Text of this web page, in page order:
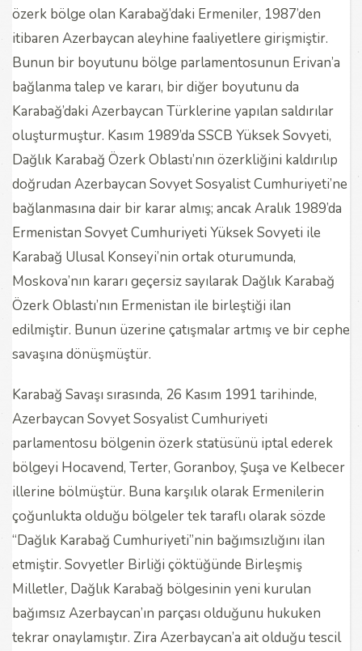
özerk bölge olan Karabağ’daki Ermeniler, 1987’den
itibaren Azerbaycan aleyhine faaliyetlere girişmiştir.
Bunun bir boyutunu bölge parlamentosunun Erivan’a
bağlanma talep ve kararı, bir diğer boyutunu da
Karabağ’daki Azerbaycan Türklerine yapılan saldırılar
oluşturmuştur. Kasım 1989’da SSCB Yüksek Sovyeti,
Dağlık Karabağ Özerk Oblastı’nın özerkliğini kaldırılıp
doğrudan Azerbaycan Sovyet Sosyalist Cumhuriyeti’ne
bağlanmasına dair bir karar almış; ancak Aralık 1989’da
Ermenistan Sovyet Cumhuriyeti Yüksek Sovyeti ile
Karabağ Ulusal Konseyi’nin ortak oturumunda,
Moskova’nın kararı geçersiz sayılarak Dağlık Karabağ
Özerk Oblastı’nın Ermenistan ile birleştiği ilan
edilmiştir. Bunun üzerine çatışmalar artmış ve bir cephe
savaşına dönüşmüştür.
Karabağ Savaşı sırasında, 26 Kasım 1991 tarihinde,
Azerbaycan Sovyet Sosyalist Cumhuriyeti
parlamentosu bölgenin özerk statüsünü iptal ederek
bölgeyi Hocavend, Terter, Goranboy, Şuşa ve Kelbecer
illerine bölmüştür. Buna karşılık olarak Ermenilerin
çoğunlukta olduğu bölgeler tek taraflı olarak sözde
“Dağlık Karabağ Cumhuriyeti”nin bağımsızlığını ilan
etmiştir. Sovyetler Birliği çöktüğünde Birleşmiş
Milletler, Dağlık Karabağ bölgesinin yeni kurulan
bağımsız Azerbaycan’ın parçası olduğunu hukuken
tekrar onaylamıştır. Zira Azerbaycan’a ait olduğu tescil